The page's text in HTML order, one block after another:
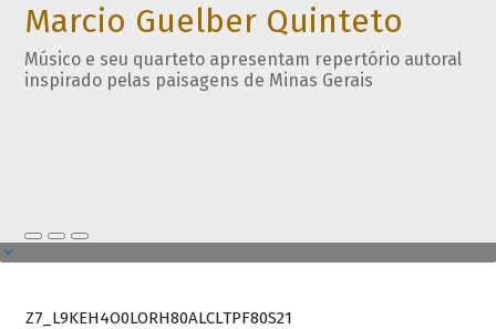
Marcio Guelber Quinteto
Músico e seu quarteto apresentam repertório autoral
inspirado pelas paisagens de Minas Gerais
Z7_L9KEH4O0LORH80ALCLTPF80S21